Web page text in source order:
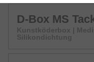
D-Box MS
Kunstköderbox |
Silikondichtung